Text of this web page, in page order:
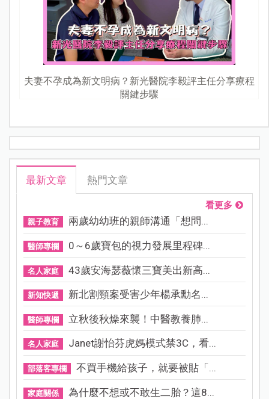
夫妻不孕成為新文明病？新光醫院李毅評主任分享療程
關鍵步驟
最新文章 熱門文章
看更多
親子教育 兩歲幼幼班的親師溝通「想問...
醫師專欄 0～6歲寶包的視力發展里程碑...
名人家庭 43歲安海瑟薇懷三寶美出新高...
新知快遞 新北割頸案受害少年楊承勳名...
醫師專欄 立秋後秋燥來襲！中醫教養肺...
名人家庭 Janet謝怡芬虎媽模式禁3C，看...
部落客專欄 不買手機給孩子，就要被貼「...
家庭關係 為什麼不想或不敢生二胎？這8...